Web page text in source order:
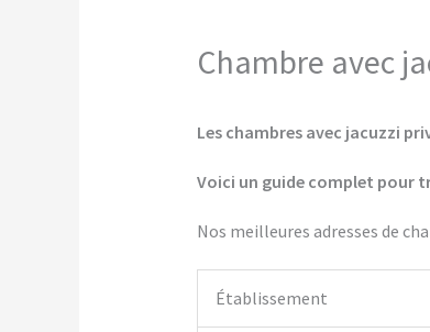
Chambre avec
Les chambres avec jacuzzi
Voici un guide complet pour
Nos meilleures adresses de
Établissement